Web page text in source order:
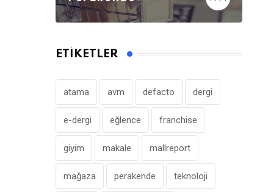
ETIKETLER
atama avm defacto dergi
e-dergi eğlence franchise
giyim makale mallreport
mağaza perakende teknoloji